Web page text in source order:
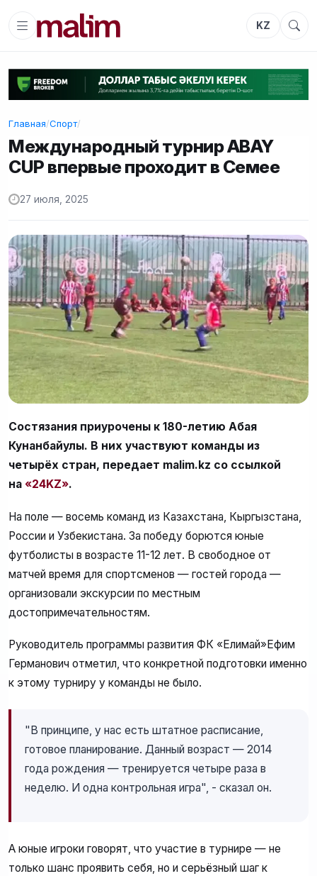
KZ
Главная/Спорт/
Международный турнир ABAY
CUP впервые проходит в Семее
27 июля, 2025
Состязания приурочены к 180-летию Абая
Кунанбайулы. В них участвуют команды из
четырёх стран, передает malim.kz со ссылкой
на «24KZ».
На поле — восемь команд из Казахстана, Кыргызстана,
России и Узбекистана. За победу борются юные
футболисты в возрасте 11-12 лет. В свободное от
матчей время для спортсменов — гостей города —
организовали экскурсии по местным
достопримечательностям.
Руководитель программы развития ФК «Елимай»Ефим
Германович отметил, что конкретной подготовки именно
к этому турниру у команды не было.
"В принципе, у нас есть штатное расписание,
готовое планирование. Данный возраст — 2014
года рождения — тренируется четыре раза в
неделю. И одна контрольная игра", - сказал он.
А юные игроки говорят, что участие в турнире — не
только шанс проявить себя, но и серьёзный шаг к